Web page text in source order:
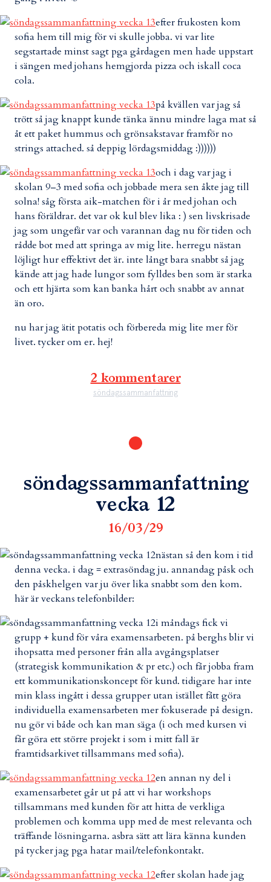
efter frukosten kom
sofia hem till mig för vi skulle jobba. vi var lite
segstartade minst sagt pga gårdagen men hade uppstart
i sängen med johans hemgjorda pizza och iskall coca
cola.
på kvällen var jag så
trött så jag knappt kunde tänka ännu mindre laga mat så
åt ett paket hummus och grönsakstavar framför no
strings attached. så deppig lördagsmiddag :))))))
och i dag var jag i
skolan 9–3 med sofia och jobbade mera sen åkte jag till
solna! såg första aik-matchen för i år med johan och
hans föräldrar. det var ok kul blev lika : ) sen livskrisade
jag som ungefär var och varannan dag nu för tiden och
rådde bot med att springa av mig lite. herregu nästan
löjligt hur effektivt det är. inte långt bara snabbt så jag
kände att jag hade lungor som fylldes ben som är starka
och ett hjärta som kan banka hårt och snabbt av annat
än oro.
nu har jag ätit potatis och förbereda mig lite mer för
livet. tycker om er. hej!
2 kommentarer
söndagssammanfattning
söndagssammanfattning
vecka 12
16/03/29
nästan så den kom i tid
denna vecka. i dag = extrasöndag ju. annandag påsk och
den påskhelgen var ju över lika snabbt som den kom.
här är veckans telefonbilder:
i måndags fick vi
grupp + kund för våra examensarbeten. på berghs blir vi
ihopsatta med personer från alla avgångsplatser
(strategisk kommunikation & pr etc.) och får jobba fram
ett kommunikationskoncept för kund. tidigare har inte
min klass ingått i dessa grupper utan istället fått göra
individuella examensarbeten mer fokuserade på design.
nu gör vi både och kan man säga (i och med kursen vi
får göra ett större projekt i som i mitt fall är
framtidsarkivet tillsammans med sofia).
en annan ny del i
examensarbetet går ut på att vi har workshops
tillsammans med kunden för att hitta de verkliga
problemen och komma upp med de mest relevanta och
träffande lösningarna. asbra sätt att lära känna kunden
på tycker jag pga hatar mail/telefonkontakt.
efter skolan hade jag